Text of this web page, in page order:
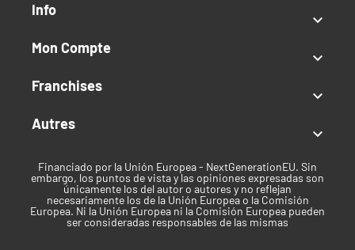
Info

Mon Compte

Franchises

Autres

Financiado por la Unión Europea - NextGenerationEU. Sin
embargo, los puntos de vista y las opiniones expresadas son
únicamente los del autor o autores y no reflejan
necesariamente los de la Unión Europea o la Comisión
Europea. Ni la Unión Europea ni la Comisión Europea pueden
ser consideradas responsables de las mismas